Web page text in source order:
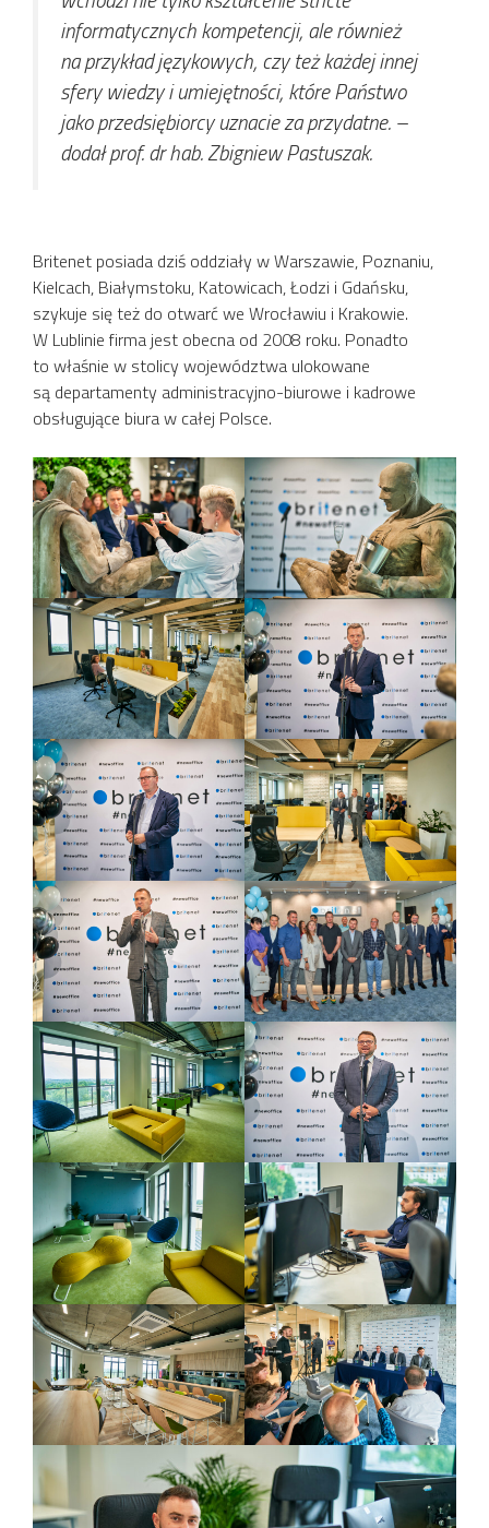
informatycznych kompetencji, ale również
na przykład językowych, czy też każdej innej
sfery wiedzy i umiejętności, które Państwo
jako przedsiębiorcy uznacie za przydatne. –
dodał prof. dr hab. Zbigniew Pastuszak.
Britenet posiada dziś oddziały w Warszawie, Poznaniu,
Kielcach, Białymstoku, Katowicach, Łodzi i Gdańsku,
szykuje się też do otwarć we Wrocławiu i Krakowie.
W Lublinie firma jest obecna od 2008 roku. Ponadto
to właśnie w stolicy województwa ulokowane
są departamenty administracyjno-biurowe i kadrowe
obsługujące biura w całej Polsce.